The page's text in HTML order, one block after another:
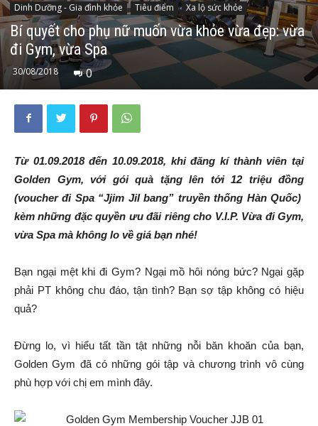
Dinh Dưỡng - Gia đình khỏe Tiêu điểm Xa lộ sức khỏe
Bí quyết cho phụ nữ muốn vừa khỏe vừa đẹp: vừa
đi Gym, vừa Spa
30/08/2018 0
Từ 01.09.2018 đến 10.09.2018, khi đăng kí thành viên tại
Golden Gym, với gói quà tặng lên tới 12 triệu đồng
(voucher đi Spa “Jjim Jil bang” truyền thống Hàn Quốc)
kèm những đặc quyền ưu đãi riêng cho V.I.P. Vừa đi Gym,
vừa Spa mà không lo về giá bạn nhé!
Bạn ngại mệt khi đi Gym? Ngại mồ hôi nóng bức? Ngại gặp
phải PT không chu đáo, tận tình? Bạn sợ tập không có hiệu
quả?
Đừng lo, vì hiểu tất tần tật những nỗi băn khoăn của bạn,
Golden Gym đã có những gói tập và chương trình vô cùng
phù hợp với chị em mình đây.